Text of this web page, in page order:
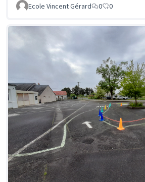
Ecole Vincent Gérard
0 0